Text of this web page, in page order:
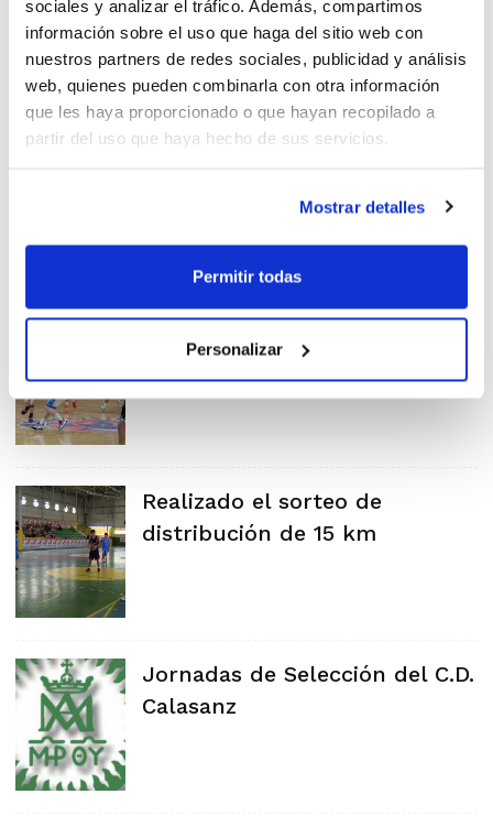
sociales y analizar el tráfico. Además, compartimos
información sobre el uso que haga del sitio web con
nuestros partners de redes sociales, publicidad y análisis
web, quienes pueden combinarla con otra información
que les haya proporcionado o que hayan recopilado a
partir del uso que haya hecho de sus servicios.
Mostrar detalles
Permitir todas
Personalizar
Cadet IR Autonòmic
La Fase Final Cadet IR
Cadet Masculí IR Autonòmic ja
té aspirants al títol
Realizado el sorteo de
distribución de 15 km
Jornadas de Selección del C.D.
Calasanz